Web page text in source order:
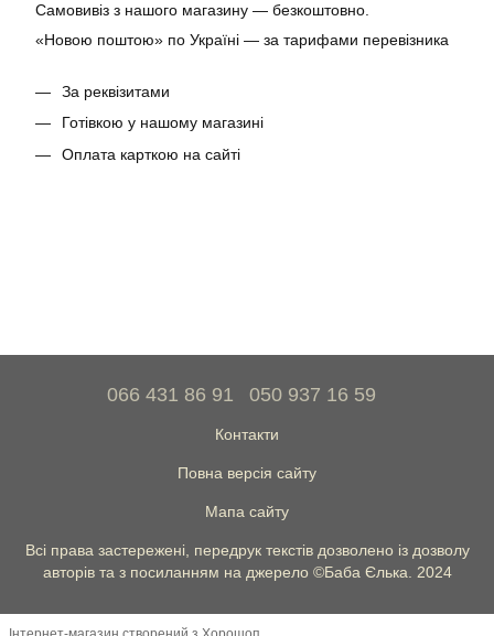
Самовивіз з нашого магазину — безкоштовно.
«Новою поштою» по Україні — за тарифами перевізника
За реквізитами
Готівкою у нашому магазині
Оплата карткою на сайті
066 431 86 91 050 937 16 59
Контакти
Повна версія сайту
Мапа сайту
Всі права застережені, передрук текстів дозволено із дозволу
авторів та з посиланням на джерело ©Баба Єлька. 2024